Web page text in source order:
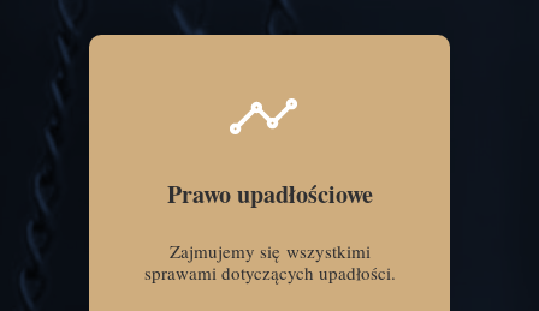
Prawo upadłościowe
Zajmujemy się wszystkimi
sprawami dotyczących upadłości.